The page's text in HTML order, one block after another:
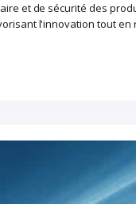
et de sécurité des
l'innovation tout en